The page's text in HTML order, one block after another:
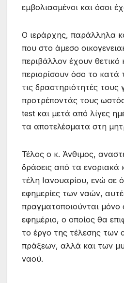
εμβολιασμένοι και όσοι
Ο ιεράρχης, παράλληλα
που στο άμεσο
περιβάλλον έχουν
περιορίσουν όσο το κατά
τις δραστηριότητές τους
προτρέποντάς τους
test και μετά από λίγες
τα αποτελέσματα στη
Τέλος ο κ. Άνθιμος,
δράσεις από τα ενοριακά
τέλη Ιανουαρίου, ενώ σε
εφημερίες των ναών,
πραγματοποιούνται μόνο
εφημέριο, ο οποίος θα
το έργο της τέλεσης των
πράξεων, αλλά και των
ναού.